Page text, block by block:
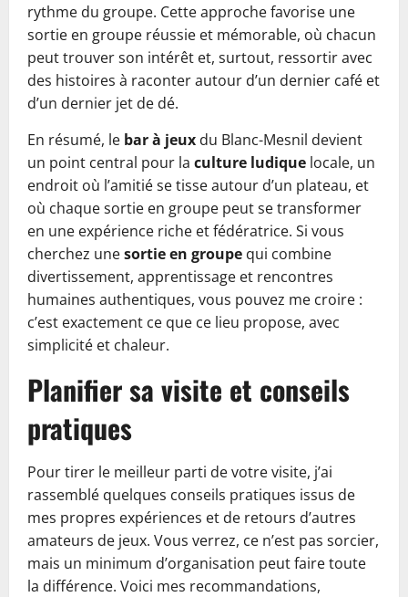
rythme du groupe. Cette approche favorise une
sortie en groupe réussie et mémorable, où chacun
peut trouver son intérêt et, surtout, ressortir avec
des histoires à raconter autour d’un dernier café et
d’un dernier jet de dé.
En résumé, le bar à jeux du Blanc-Mesnil devient
un point central pour la culture ludique locale, un
endroit où l’amitié se tisse autour d’un plateau, et
où chaque sortie en groupe peut se transformer
en une expérience riche et fédératrice. Si vous
cherchez unesortie en groupe qui combine
divertissement, apprentissage et rencontres
humaines authentiques, vous pouvez me croire :
c’est exactement ce que ce lieu propose, avec
simplicité et chaleur.
Planifier sa visite et conseils
pratiques
Pour tirer le meilleur parti de votre visite, j’ai
rassemblé quelques conseils pratiques issus de
mes propres expériences et de retours d’autres
amateurs de jeux. Vous verrez, ce n’est pas sorcier,
mais un minimum d’organisation peut faire toute
la différence. Voici mes recommandations,